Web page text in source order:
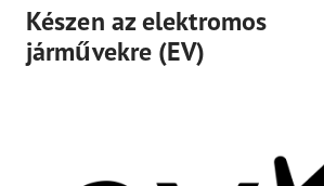
Készen az elektromos
járművekre (EV)